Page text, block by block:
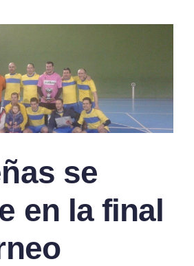
se
en la final